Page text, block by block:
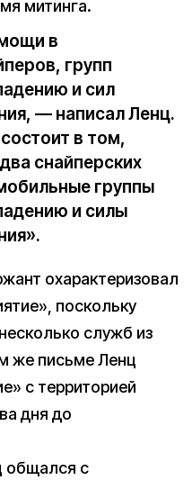
митинга.
в
групп
и сил
— написал Ленц.
в том,
снайперских
группы
и силы
охарактеризовал
поскольку
служб из
же письме Ленц
с территорией
дня до
общался с